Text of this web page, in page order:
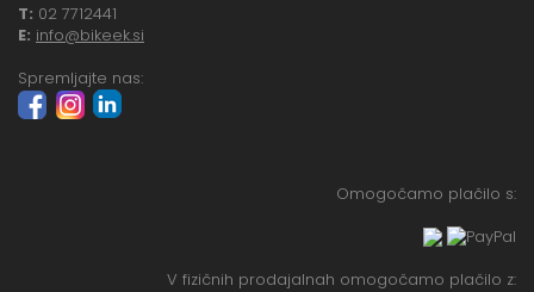
T: 02 7712441
E: info@bikeek.si
Spremljajte nas:
Omogočamo plačilo s:
V fizičnih prodajalnah omogočamo plačilo z: